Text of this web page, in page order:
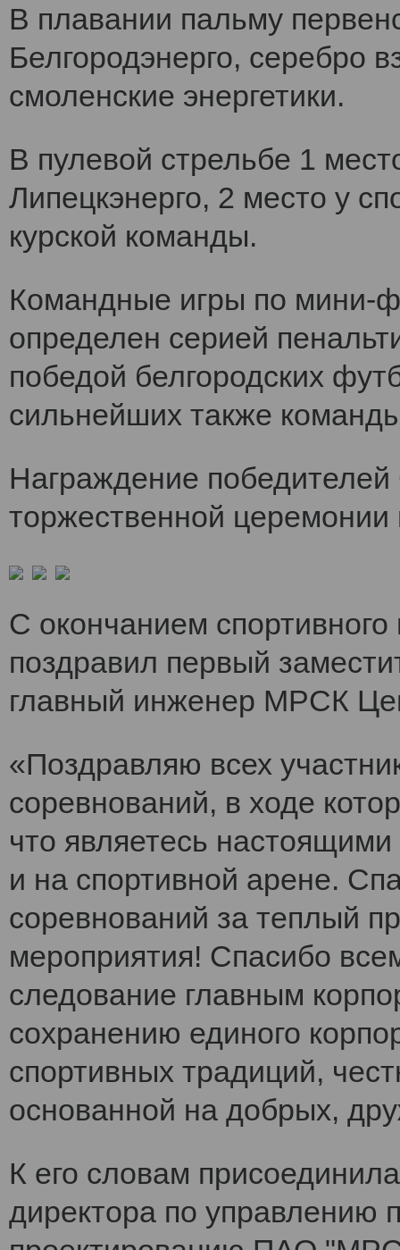
В плавании пальму
Белгородэнерго, серебро
смоленские энергетики.
В пулевой стрельбе 1
Липецкэнерго, 2 место у
курской команды.
Командные игры по мини-
определен серией
победой белгородских
сильнейших также
Награждение
торжественной
С окончанием
поздравил первый
главный инженер МРСК
«Поздравляю всех
соревнований, в ходе
что являетесь
и на спортивной арене.
соревнований за теплый
мероприятия! Спасибо
следование главным
сохранению единого
спортивных традиций,
основанной на добрых,
К его словам
директора по управлению